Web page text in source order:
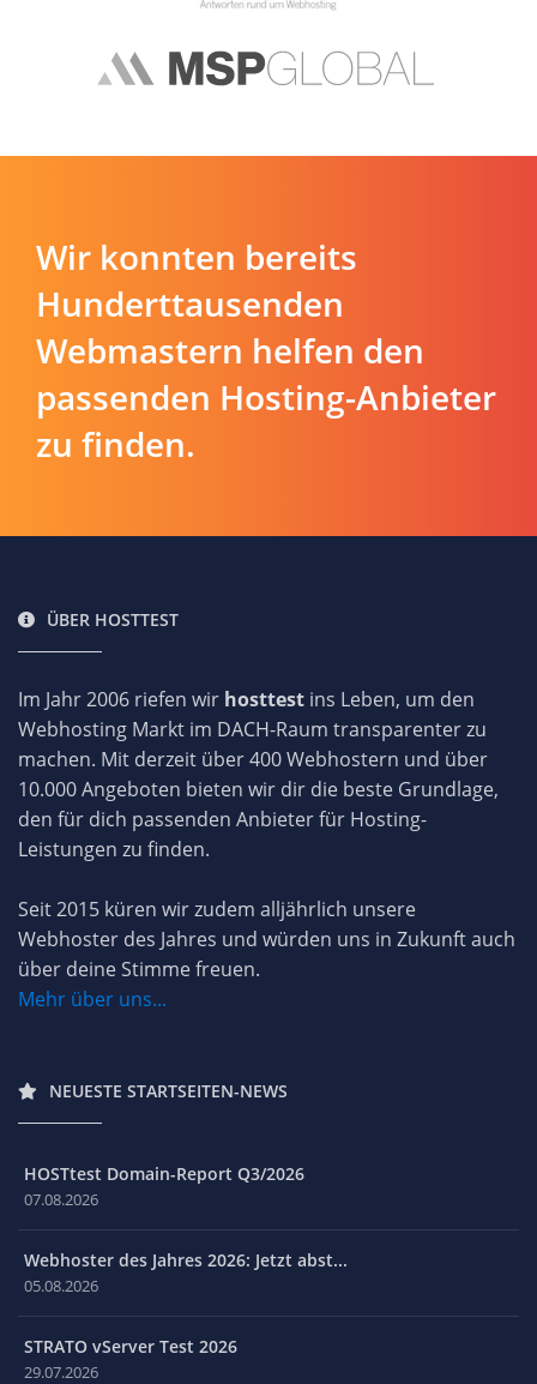
Wir konnten bereits
Hunderttausenden
Webmastern helfen den
passenden Hosting-Anbieter
zu finden.
ÜBER HOSTTEST
Im Jahr 2006 riefen wir hosttest ins Leben, um den
Webhosting Markt im DACH-Raum transparenter zu
machen. Mit derzeit über 400 Webhostern und über
10.000 Angeboten bieten wir dir die beste Grundlage,
den für dich passenden Anbieter für Hosting-
Leistungen zu finden.
Seit 2015 küren wir zudem alljährlich unsere
Webhoster des Jahres und würden uns in Zukunft auch
über deine Stimme freuen.
Mehr über uns...
NEUESTE STARTSEITEN-NEWS
HOSTtest Domain-Report Q3/2026
07.08.2026
Webhoster des Jahres 2026: Jetzt abst...
05.08.2026
STRATO vServer Test 2026
29.07.2026